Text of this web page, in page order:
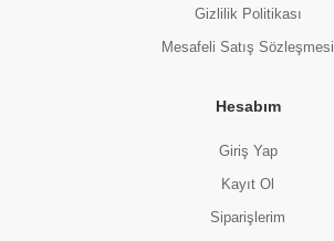
Gizlilik Politikası
Mesafeli Satış Sözleşmesi
Hesabım
Giriş Yap
Kayıt Ol
Siparişlerim